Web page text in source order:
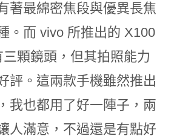
著最綿密焦段與優異長焦
。而 vivo 所推出的 X100
顆鏡頭，但其拍照能力
評。這兩款手機雖然推出
我也都用了好一陣子，兩
人滿意，不過還是有點好